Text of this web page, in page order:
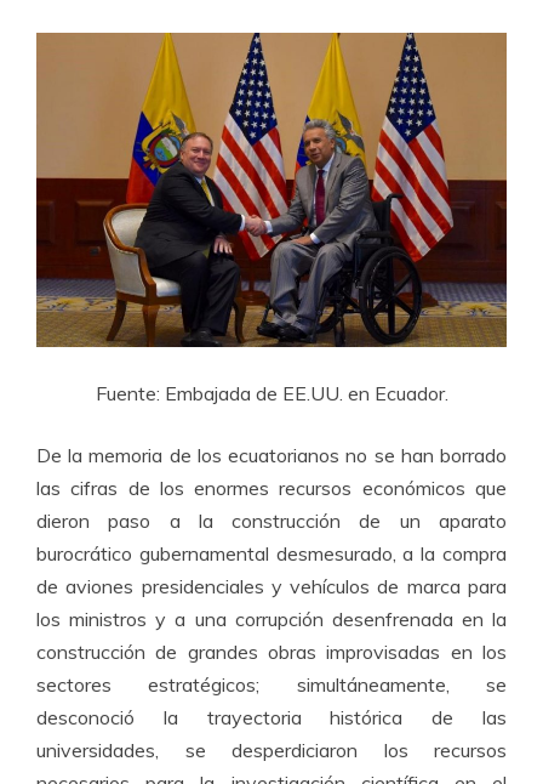
Fuente: Embajada de EE.UU. en Ecuador.
De la memoria de los ecuatorianos no se han borrado
las cifras de los enormes recursos económicos que
dieron paso a la construcción de un aparato
burocrático gubernamental desmesurado, a la compra
de aviones presidenciales y vehículos de marca para
los ministros y a una corrupción desenfrenada en la
construcción de grandes obras improvisadas en los
sectores estratégicos; simultáneamente, se
desconoció la trayectoria histórica de las
universidades, se desperdiciaron los recursos